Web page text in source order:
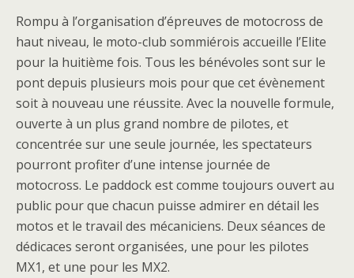
Rompu à l’organisation d’épreuves de motocross de
haut niveau, le moto-club sommiérois accueille l’Elite
pour la huitième fois. Tous les bénévoles sont sur le
pont depuis plusieurs mois pour que cet évènement
soit à nouveau une réussite. Avec la nouvelle formule,
ouverte à un plus grand nombre de pilotes, et
concentrée sur une seule journée, les spectateurs
pourront profiter d’une intense journée de
motocross. Le paddock est comme toujours ouvert au
public pour que chacun puisse admirer en détail les
motos et le travail des mécaniciens. Deux séances de
dédicaces seront organisées, une pour les pilotes
MX1, et une pour les MX2.